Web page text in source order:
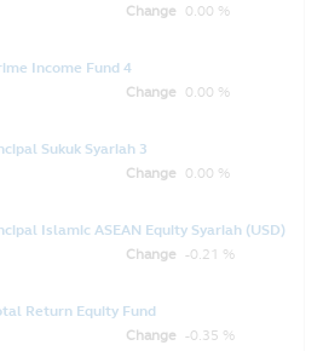
Change 0.00 %
Income Fund 4
Change 0.00 %
Sukuk Syariah 3
Change 0.00 %
Islamic ASEAN Equity Syariah (USD)
Change -0.21 %
Return Equity Fund
Change -0.35 %